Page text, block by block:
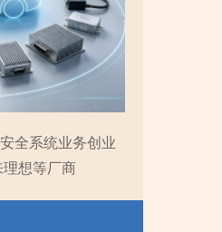
全系统业务创业
想等厂商